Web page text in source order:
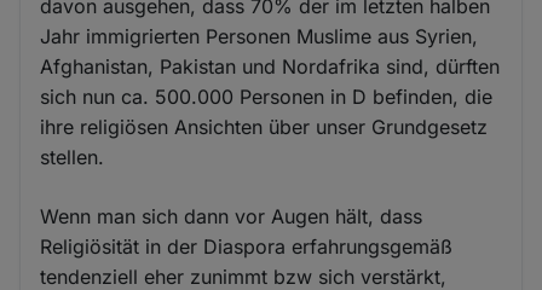
davon ausgehen, dass 70% der im letzten halben
Jahr immigrierten Personen Muslime aus Syrien,
Afghanistan, Pakistan und Nordafrika sind, dürften
sich nun ca. 500.000 Personen in D befinden, die
ihre religiösen Ansichten über unser Grundgesetz
stellen.
Wenn man sich dann vor Augen hält, dass
Religiösität in der Diaspora erfahrungsgemäß
tendenziell eher zunimmt bzw sich verstärkt,